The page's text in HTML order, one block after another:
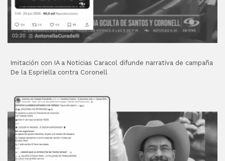
Imitación con IA a Noticias Caracol difunde narrativa de campaña
De la Espriella contra Coronell